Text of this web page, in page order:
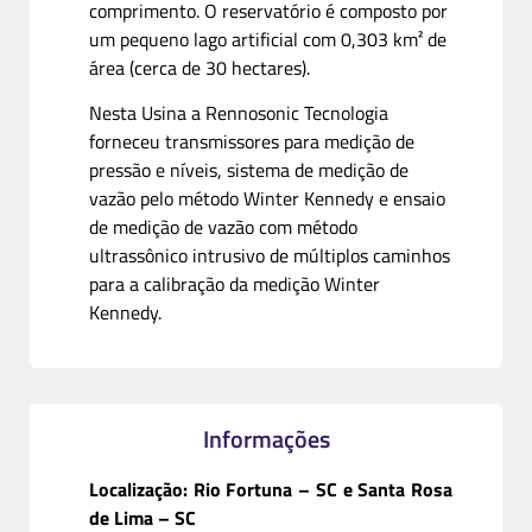
comprimento. O reservatório é composto por
um pequeno lago artificial com 0,303 km² de
área (cerca de 30 hectares).
Nesta Usina a Rennosonic Tecnologia
forneceu transmissores para medição de
pressão e níveis, sistema de medição de
vazão pelo método Winter Kennedy e ensaio
de medição de vazão com método
ultrassônico intrusivo de múltiplos caminhos
para a calibração da medição Winter
Kennedy.
Informações
Localização: Rio Fortuna – SC e Santa Rosa
de Lima – SC